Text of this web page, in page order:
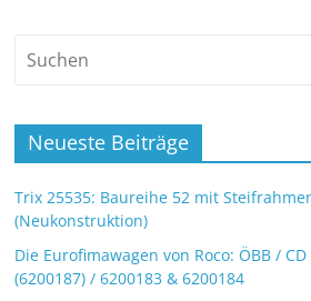
Neueste Beiträge
Trix 25535: Baureihe 52 mit
(Neukonstruktion)
Die Eurofimawagen von Roco: ÖBB /
(6200187) / 6200183 & 6200184